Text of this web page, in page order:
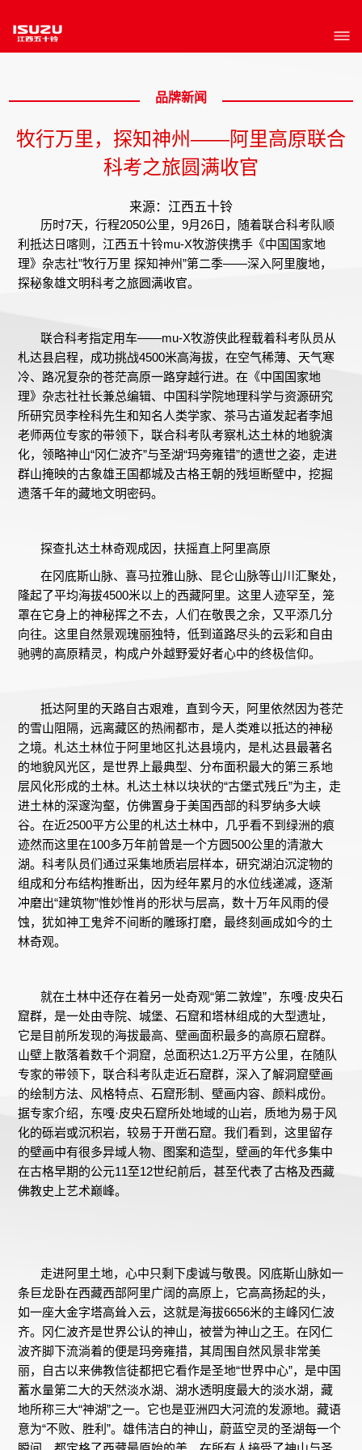
品牌新闻
牧行万里，探知神州——阿里高原联合
科考之旅圆满收官
来源：江西五十铃
历时7天，行程2050公里，9月26日，随着联合科考队顺
利抵达日喀则，江西五十铃mu-X牧游侠携手《中国国家地
理》杂志社”牧行万里 探知神州”第二季——深入阿里腹地，
探秘象雄文明科考之旅圆满收官。
联合科考指定用车——mu-X牧游侠此程载着科考队员从
札达县启程，成功挑战4500米高海拔，在空气稀薄、天气寒
冷、路况复杂的苍茫高原一路穿越行进。在《中国国家地
理》杂志社社长兼总编辑、中国科学院地理科学与资源研究
所研究员李栓科先生和知名人类学家、茶马古道发起者李旭
老师两位专家的带领下，联合科考队考察札达土林的地貌演
化，领略神山“冈仁波齐”与圣湖“玛旁雍错”的遗世之姿，走进
群山掩映的古象雄王国都城及古格王朝的残垣断壁中，挖掘
遗落千年的藏地文明密码。
探查扎达土林奇观成因，扶摇直上阿里高原
在冈底斯山脉、喜马拉雅山脉、昆仑山脉等山川汇聚处，
隆起了平均海拔4500米以上的西藏阿里。这里人迹罕至，笼
罩在它身上的神秘挥之不去，人们在敬畏之余，又平添几分
向往。这里自然景观瑰丽独特，低到道路尽头的云彩和自由
驰骋的高原精灵，构成户外越野爱好者心中的终极信仰。
抵达阿里的天路自古艰难，直到今天，阿里依然因为苍茫
的雪山阻隔，远离藏区的热闹都市，是人类难以抵达的神秘
之境。札达土林位于阿里地区扎达县境内，是札达县最著名
的地貌风光区，是世界上最典型、分布面积最大的第三系地
层风化形成的土林。札达土林以块状的“古堡式残丘”为主，走
进土林的深邃沟壑，仿佛置身于美国西部的科罗纳多大峡
谷。在近2500平方公里的札达土林中，几乎看不到绿洲的痕
迹然而这里在100多万年前曾是一个方圆500公里的清澈大
湖。科考队员们通过采集地质岩层样本，研究湖泊沉淀物的
组成和分布结构推断出，因为经年累月的水位线递减，逐渐
冲磨出“建筑物”惟妙惟肖的形状与层高，数十万年风雨的侵
蚀，犹如神工鬼斧不间断的雕琢打磨，最终刻画成如今的土
林奇观。
就在土林中还存在着另一处奇观“第二敦煌”，东嘎·皮央石
窟群，是一处由寺院、城堡、石窟和塔林组成的大型遗址，
它是目前所发现的海拔最高、壁画面积最多的高原石窟群。
山壁上散落着数千个洞窟，总面积达1.2万平方公里，在随队
专家的带领下，联合科考队走近石窟群，深入了解洞窟壁画
的绘制方法、风格特点、石窟形制、壁画内容、颜料成份。
据专家介绍，东嘎·皮央石窟所处地域的山岩，质地为易于风
化的砾岩或沉积岩，较易于开凿石窟。我们看到，这里留存
的壁画中有很多异域人物、图案和造型，壁画的年代多集中
在古格早期的公元11至12世纪前后，甚至代表了古格及西藏
佛教史上艺术巅峰。
走进阿里土地，心中只剩下虔诚与敬畏。冈底斯山脉如一
条巨龙卧在西藏西部阿里广阔的高原上，它高高扬起的头，
如一座大金字塔高耸入云，这就是海拔6656米的主峰冈仁波
齐。冈仁波齐是世界公认的神山，被誉为神山之王。在冈仁
波齐脚下流淌着的便是玛旁雍措，其周围自然风景非常美
丽，自古以来佛教信徒都把它看作是圣地“世界中心”，是中国
蓄水量第二大的天然淡水湖、湖水透明度最大的淡水湖，藏
地所称三大“神湖”之一。它也是亚洲四大河流的发源地。藏语
意为“不败、胜利”。雄伟洁白的神山，蔚蓝空灵的圣湖每一个